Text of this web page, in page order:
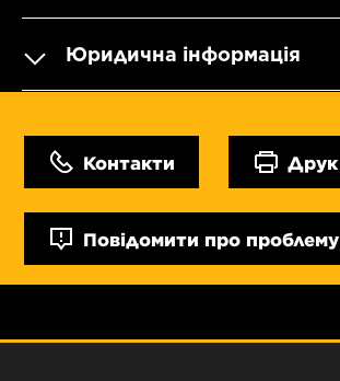
Юридична інформація
Контакти Друк
Повідомити про проблему